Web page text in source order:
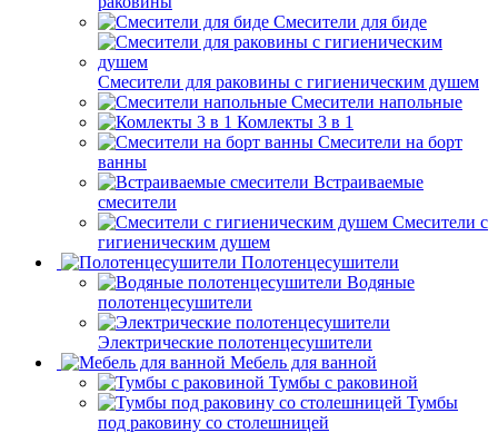
Смесители для биде
Смесители для раковины с гигиеническим душем
Смесители напольные
Комлекты 3 в 1
Смесители на борт
ванны
Встраиваемые
смесители
Смесители с
гигиеническим душем
Полотенцесушители
Водяные
полотенцесушители
Электрические полотенцесушители
Мебель для ванной
Тумбы с раковиной
Тумбы
под раковину со столешницей